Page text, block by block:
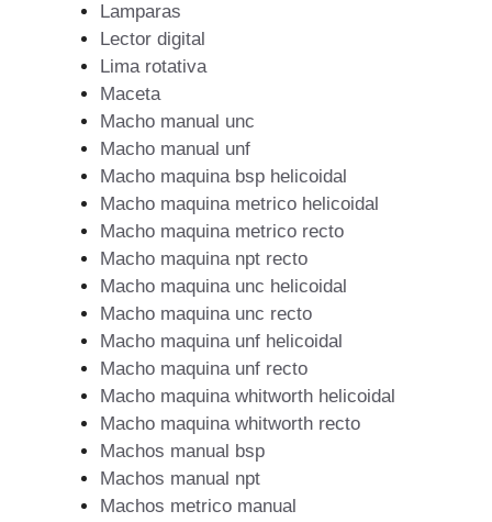
Lamparas
Lector digital
Lima rotativa
Maceta
Macho manual unc
Macho manual unf
Macho maquina bsp helicoidal
Macho maquina metrico helicoidal
Macho maquina metrico recto
Macho maquina npt recto
Macho maquina unc helicoidal
Macho maquina unc recto
Macho maquina unf helicoidal
Macho maquina unf recto
Macho maquina whitworth helicoidal
Macho maquina whitworth recto
Machos manual bsp
Machos manual npt
Machos metrico manual